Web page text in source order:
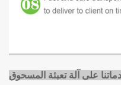
على آلة تعبئة المسحوق